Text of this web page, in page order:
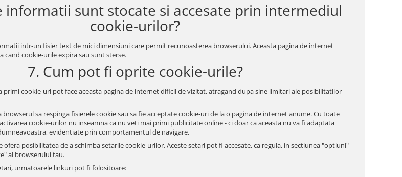
informatii sunt stocate si accesate prin intermediul
cookie-urilor?
intr-un fisier text de mici dimensiuni care permit recunoasterea browserului. Aceasta pagina de internet
cand cookie-urile expira sau sunt sterse.
7. Cum pot fi oprite cookie-urile?
primi cookie-uri pot face aceasta pagina de internet dificil de vizitat, atragand dupa sine limitari ale posibilitatilor
sa respinga fisierele cookie sau sa fie acceptate cookie-uri de la o pagina de internet anume. Cu toate
cookie-urilor nu inseamna ca nu veti mai primi publicitate online - ci doar ca aceasta nu va fi adaptata
evidentiate prin comportamentul de navigare.
posibilitatea de a schimba setarile cookie-urilor. Aceste setari pot fi accesate, ca regula, in sectiunea "optiuni"
al browserului tau.
urmatoarele linkuri pot fi folositoare: